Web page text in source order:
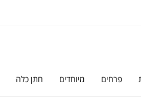
פרחים מיוחדים חתן כלה